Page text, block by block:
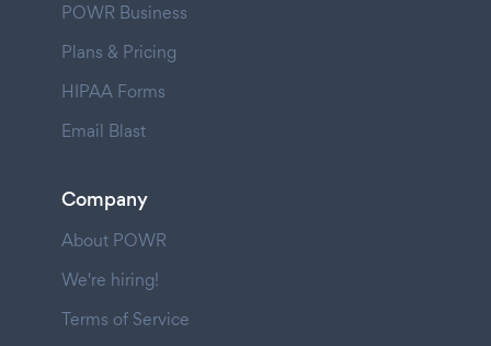
POWR Business
Plans & Pricing
HIPAA Forms
Email Blast
Company
About POWR
We're hiring!
Terms of Service